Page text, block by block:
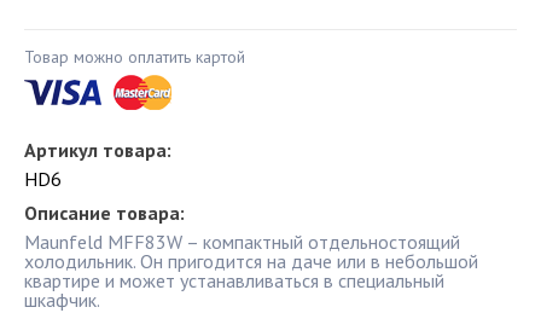
Товар можно оплатить картой
Артикул товара:
HD6
Описание товара:
Maunfeld MFF83W – компактный отдельностоящий
холодильник. Он пригодится на даче или в небольшой
квартире и может устанавливаться в специальный
шкафчик.